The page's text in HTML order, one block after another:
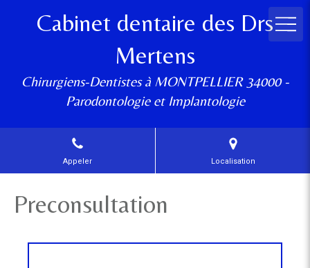
Cabinet dentaire des Drs
Mertens
Chirurgiens-Dentistes à MONTPELLIER 34000 -
Parodontologie et Implantologie
Appeler Localisation
Preconsultation